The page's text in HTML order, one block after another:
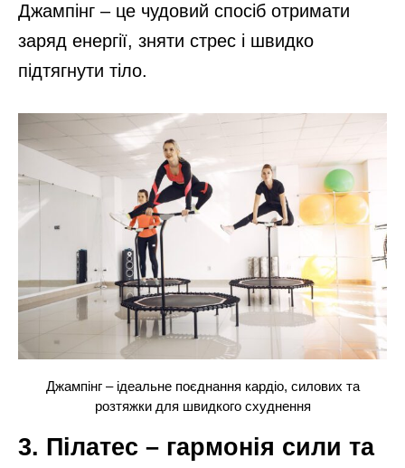
Джампінг – це чудовий спосіб отримати
заряд енергії, зняти стрес і швидко
підтягнути тіло.
Джампінг – ідеальне поєднання кардіо, силових та
розтяжки для швидкого схуднення
3. Пілатес – гармонія сили та